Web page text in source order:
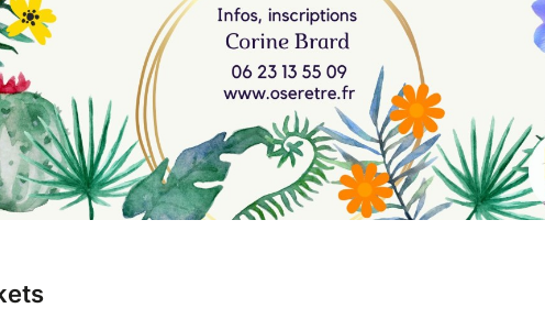
venir à 1, 2 ou les 3 séances.
7 Juillet, Mardi 21 Juillet, Mardi 28 Juillet
20h
CORPS Pluriel
Gravigny
à l'école de l'
www.oseretre.fr